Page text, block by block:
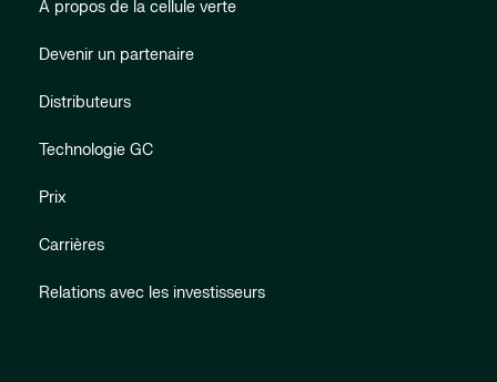
À propos de la cellule verte
Devenir un partenaire
Distributeurs
Technologie GC
Prix
Carrières
Relations avec les investisseurs